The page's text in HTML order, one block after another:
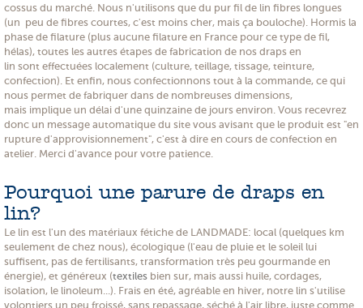
cossus du marché. Nous n'utilisons que du pur fil de lin fibres longues
(un peu de fibres courtes, c'est moins cher, mais ça bouloche). Hormis la
phase de filature (plus aucune filature en France pour ce type de fil,
hélas), toutes les autres étapes de fabrication de nos draps en
lin sont effectuées localement (culture, teillage, tissage, teinture,
confection). Et enfin, nous confectionnons tout à la commande, ce qui
nous permet de fabriquer dans de nombreuses dimensions,
mais implique un délai d'une quinzaine de jours environ. Vous recevrez
donc un message automatique du site vous avisant que le produit est "en
rupture d'approvisionnement", c'est à dire en cours de confection en
atelier. Merci d'avance pour votre patience.
Pourquoi une parure de draps en
lin?
Le lin est l'un des matériaux fétiche de LANDMADE: local (quelques km
seulement de chez nous), écologique (l'eau de pluie et le soleil lui
suffisent, pas de fertilisants, transformation très peu gourmande en
énergie), et généreux (textiles bien sur, mais aussi huile, cordages,
isolation, le linoleum...). Frais en été, agréable en hiver, notre lin s'utilise
volontiers un peu froissé, sans repassage, séché à l'air libre, juste comme